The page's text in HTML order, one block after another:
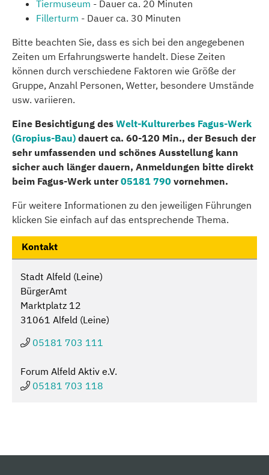
Tiermuseum - Dauer ca. 20 Minuten
Fillerturm - Dauer ca. 30 Minuten
Bitte beachten Sie, dass es sich bei den angegebenen
Zeiten um Erfahrungswerte handelt. Diese Zeiten
können durch verschiedene Faktoren wie Größe der
Gruppe, Anzahl Personen, Wetter, besondere Umstände
usw. variieren.
Eine Besichtigung des Welt-Kulturerbes Fagus-Werk
(Gropius-Bau) dauert ca. 60-120 Min., der Besuch der
sehr umfassenden und schönes Ausstellung kann
sicher auch länger dauern, Anmeldungen bitte direkt
beim Fagus-Werk unter05181 790 vornehmen.
Für weitere Informationen zu den jeweiligen Führungen
klicken Sie einfach auf das entsprechende Thema.
Kontakt
Stadt Alfeld (Leine)
BürgerAmt
Marktplatz 12
31061 Alfeld (Leine)
05181 703 111
Forum Alfeld Aktiv e.V.
05181 703 118